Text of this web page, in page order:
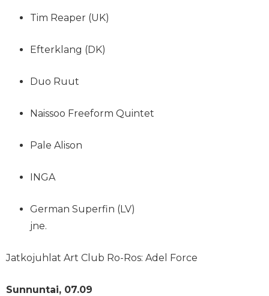
Tim Reaper (UK)
Efterklang (DK)
Duo Ruut
Naissoo Freeform Quintet
Pale Alison
INGA
German Superfin (LV)
jne.
Jatkojuhlat Art Club Ro-Ros: Adel Force
Sunnuntai, 07.09